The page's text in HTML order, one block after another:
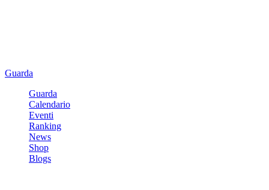
Guarda
Guarda
Calendario
Eventi
Ranking
News
Shop
Blogs